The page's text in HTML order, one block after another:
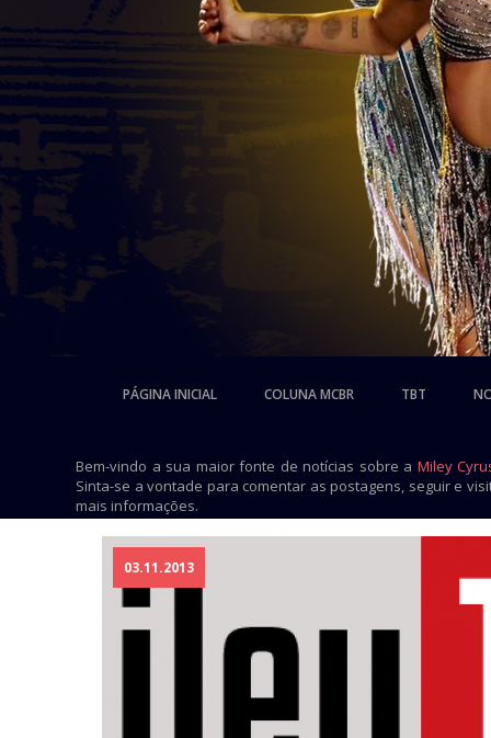
PÁGINA INICIAL COLUNA MCBR TBT
Bem-vindo a sua maior fonte de notícias sobre a Miley
Sinta-se a vontade para comentar as postagens, seguir e
mais informações.
03.11.2013